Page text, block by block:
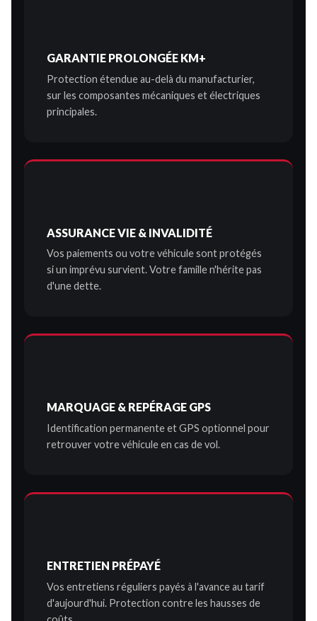
GARANTIE PROLONGÉE KM+
Protection étendue au-delà du manufacturier,
sur les composantes mécaniques et électriques
principales.
ASSURANCE VIE & INVALIDITÉ
Vos paiements ou votre véhicule sont protégés
si un imprévu survient. Votre famille n'hérite pas
d'une dette.
MARQUAGE & REPÉRAGE GPS
Identification permanente et GPS optionnel pour
retrouver votre véhicule en cas de vol.
ENTRETIEN PRÉPAYÉ
Vos entretiens réguliers payés à l'avance au tarif
d'aujourd'hui. Protection contre les hausses de